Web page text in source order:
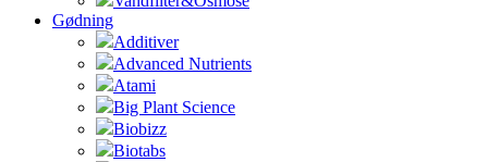
Gødning
Additiver
Advanced Nutrients
Atami
Big Plant Science
Biobizz
Biotabs